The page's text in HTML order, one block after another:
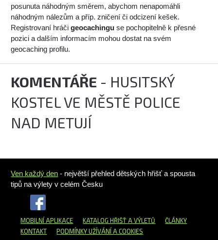
posunuta náhodným směrem, abychom nenapomáhli
náhodným nálezům a příp. zničení či odcizení kešek.
Registrovaní hráčigeocachingu se pochopitelně k přesné
pozici a dalším informacím mohou dostat na svém
geocaching profilu.
KOMENTÁŘE - HUSITSKÝ
KOSTEL VE MĚSTĚ POLICE
NAD METUJÍ
Ven každý den - největší přehled dětských hřišť a spousta
tipů na výlety v celém Česku
MOBILNÍ APLIKACE KATALOG HŘIŠŤA VÝLETŮ
ČLÁNKY
KONTAKT
PODMÍNKY UŽÍVÁNÍ A COOKIES